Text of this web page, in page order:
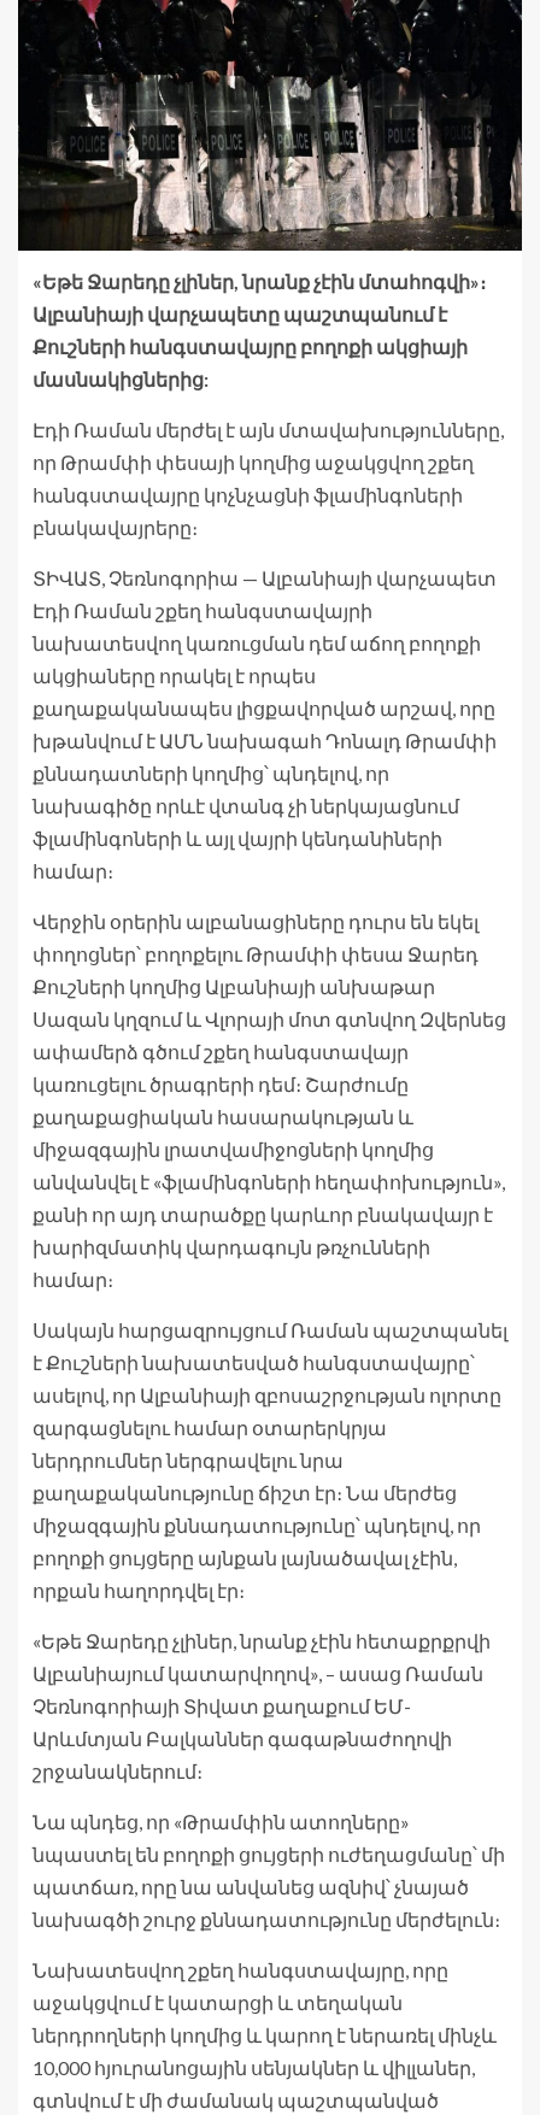
«Եթե Ջարեդը չլիներ, նրանք չէին մտահոգվի»։
Ալբանիայի վարչապետը պաշտպանում է
Քուշների հանգստավայրը բողոքի ակցիայի
մասնակիցներից:
Էդի Ռաման մերժել է այն մտավախությունները,
որ Թրամփի փեսայի կողմից աջակցվող շքեղ
հանգստավայրը կոչնչացնի ֆլամինգոների
բնակավայրերը։
ՏԻՎԱՏ, Չեռնոգորիա — Ալբանիայի վարչապետ
Էդի Ռաման շքեղ հանգստավայրի
նախատեսվող կառուցման դեմ աճող բողոքի
ակցիաները որակել է որպես
քաղաքականապես լիցքավորված արշավ, որը
խթանվում է ԱՄՆ նախագահ Դոնալդ Թրամփի
քննադատների կողմից՝ պնդելով, որ
նախագիծը որևէ վտանգ չի ներկայացնում
ֆլամինգոների և այլ վայրի կենդանիների
համար։
Վերջին օրերին ալբանացիները դուրս են եկել
փողոցներ՝ բողոքելու Թրամփի փեսա Ջարեդ
Քուշների կողմից Ալբանիայի անխաթար
Սազան կղզում և Վլորայի մոտ գտնվող Զվերնեց
ափամերձ գծում շքեղ հանգստավայր
կառուցելու ծրագրերի դեմ։ Շարժումը
քաղաքացիական հասարակության և
միջազգային լրատվամիջոցների կողմից
անվանվել է «ֆլամինգոների հեղափոխություն»,
քանի որ այդ տարածքը կարևոր բնակավայր է
խարիզմատիկ վարդագույն թռչունների
համար։
Սակայն հարցազրույցում Ռաման պաշտպանել
է Քուշների նախատեսված հանգստավայրը՝
ասելով, որ Ալբանիայի զբոսաշրջության ոլորտը
զարգացնելու համար օտարերկրյա
ներդրումներ ներգրավելու նրա
քաղաքականությունը ճիշտ էր։ Նա մերժեց
միջազգային քննադատությունը՝ պնդելով, որ
բողոքի ցույցերը այնքան լայնածավալ չէին,
որքան հաղորդվել էր։
«Եթե Ջարեդը չլիներ, նրանք չէին հետաքրքրվի
Ալբանիայում կատարվողով», – ասաց Ռաման
Չեռնոգորիայի Տիվատ քաղաքում ԵՄ-
Արևմտյան Բալկաններ գագաթնաժողովի
շրջանակներում։
Նա պնդեց, որ «Թրամփին ատողները»
նպաստել են բողոքի ցույցերի ուժեղացմանը՝ մի
պատճառ, որը նա անվանեց ազնիվ՝ չնայած
նախագծի շուրջ քննադատությունը մերժելուն։
Նախատեսվող շքեղ հանգստավայրը, որը
աջակցվում է կատարցի և տեղական
ներդրողների կողմից և կարող է ներառել մինչև
10,000 հյուրանոցային սենյակներ և վիլլաներ,
գտնվում է մի ժամանակ պաշտպանված